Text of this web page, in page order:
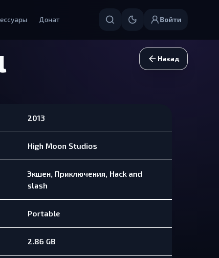
Донат Войти
Назад
2013
High Moon Studios
Экшен, Приключения, Hack and
slash
Portable
2.86 GB